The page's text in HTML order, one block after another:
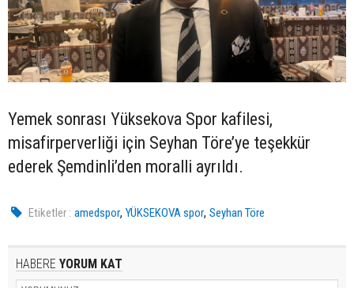
Yemek sonrası Yüksekova Spor kafilesi,
misafirperverliği için Seyhan Töre’ye teşekkür
ederek Şemdinli’den moralli ayrıldı.
Etiketler : amedspor,YÜKSEKOVA spor,Seyhan Töre
HABERE YORUM KAT